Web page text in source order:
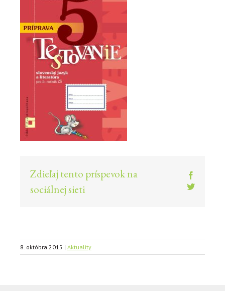
Zdieľaj tento príspevok na
sociálnej sieti
Twitter
8. októbra 2015 | Aktuality